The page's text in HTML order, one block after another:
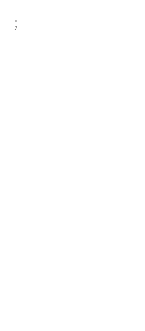
;